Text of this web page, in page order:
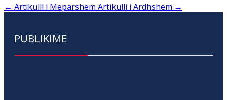
← Artikulli i Mëparshëm Artikulli i Ardhshëm →
PUBLIKIME